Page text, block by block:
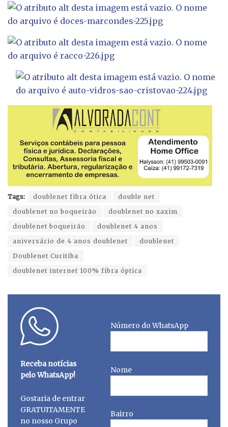
Tags: doublenet fibra ótica
double net
doublenet no boqueirão
doublenet no xaxim
doublenet boqueirão
doublenet 4 anos
aniversário de 4 anos doublenet
doublenet
Doublenet Curitiba
doublenet internet 100% fibra óptica
Receba notícias
pelo WhatsApp!
Gostaria de entrar
GRATUITAMENTE
no nosso Grupo
Número do WhatsApp
Nome
Bairro